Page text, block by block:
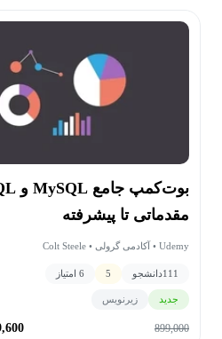
مقدماتی تا پیشرفته
Udemy • آکادمی گرولی • Colt Steele
111دانشجو 5 6 امتیاز
جدید زیرنویس
899,000